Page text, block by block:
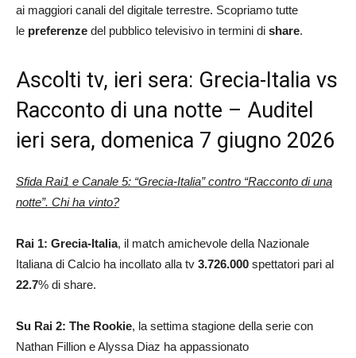
ai maggiori canali del digitale terrestre. Scopriamo tutte
le preferenze del pubblico televisivo in termini di share.
Ascolti tv, ieri sera: Grecia-Italia vs
Racconto di una notte – Auditel
ieri sera, domenica 7 giugno 2026
Sfida Rai1 e Canale 5: “Grecia-Italia” contro “Racconto di una
notte”. Chi ha vinto?
Rai 1: Grecia-Italia, il match amichevole della Nazionale
Italiana di Calcio ha incollato alla tv 3.726.000 spettatori pari al
22.7% di share.
Su Rai 2: The Rookie, la settima stagione della serie con
Nathan Fillion e Alyssa Diaz ha appassionato